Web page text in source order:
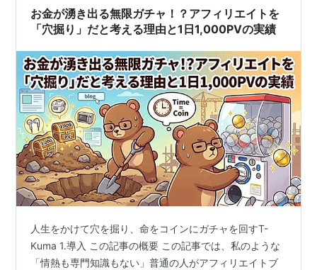
お金が湧き出る無限ガチャ！？アフィリエイトを
「穴掘り」だと考える理由と1日1,000PVの実績
人生をかけて穴を掘り、命をコインにガチャを回すT-
Kuma 1.導入 この記事の概要 この記事では、私のような
「情熱も専門知識もない」普通の人がアフィリエイトブ